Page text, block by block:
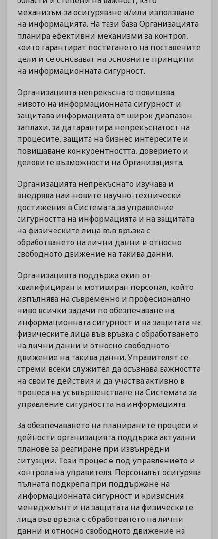
механизъм за осигуряване и/или използване
на информацията. На тази база Организацията
планира ефективни механизми за контрол,
които гарантират постигането на поставените
цели и се основават на основните принципи
на информационната сигурност.
Организацията непрекъснато повишава
нивото на информационната сигурност и
защитава информацията от широк диапазон
заплахи, за да гарантира непрекъснатост на
процесите, защита на бизнес интересите и
повишаване конкурентността, доверието и
деловите възможности на Организацията.
Организацията непрекъснато изучава и
внедрява най-новите научно-технически
достижения в Системата за управление
сигурността на информацията и на защитата
на физическите лица във връзка с
обработването на лични данни и относно
свободното движение на такива данни.
Организацията поддържа екип от
квалифициран и мотивиран персонал, който
изпълнява на съвременно и професионално
ниво всички задачи по обезпечаване на
информационната сигурност и на защитата на
физическите лица във връзка с обработването
на лични данни и относно свободното
движение на такива данни. Управителят се
стреми всеки служител да осъзнава важността
на своите действия и да участва активно в
процеса на усъвършенстване на Системата за
управление сигурността на информацията.
За обезпечаването на планираните процеси и
дейности организацията поддържа актуални
планове за реагиране при извънредни
ситуации. Този процес е под управлението и
контрола на управителя. Персоналът осигурява
пълната подкрепа при поддържане на
информационната сигурност и кризисния
мениджмънт и на защитата на физическите
лица във връзка с обработването на лични
данни и относно свободното движение на